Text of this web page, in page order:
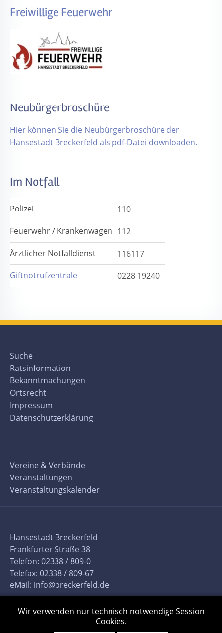
Freiwillige Feuerwehr
Neubürgerbroschüre
Hier können Sie die Neubürgerbroschüre der
Hansestadt Breckerfeld als pdf-Datei downloaden.
Im Notfall
Polizei
110
Feuerwehr / Krankenwagen 112
Ärztlicher Notfalldienst
116117
Giftnotrufzentrale
0228 19240
Suche
Ratsinformation
Bekanntmachungen
Ortsrecht
Impressum
Datenschutzerklärung
Vereine & Verbände
Veranstaltungen
Veranstaltungskalender
Hansestadt Breckerfeld
Frankfurter Straße 38
Telefon: 02338 / 809-0
Telefax: 02338 / 809-67
eMail: info@breckerfeld.de
Wir verwenden nur technisch notwendige Session
Cookies.